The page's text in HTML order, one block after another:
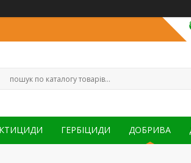
ГЕРБІЦИДИ ДОБРИВА